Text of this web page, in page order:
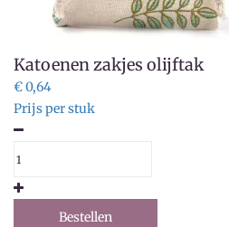
Katoenen zakjes olijftak
€ 0,64
Prijs per stuk
Bestellen